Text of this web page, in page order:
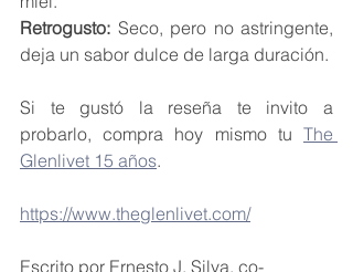
Retrogusto: Seco, pero no astringente,
deja un sabor dulce de larga duración.
Si te gustó la reseña te invito a
probarlo, compra hoy mismo tu The
Glenlivet 15 años.
https://www.theglenlivet.com/
Escrito por Ernesto J. Silva, co-